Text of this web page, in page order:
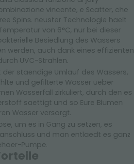
Sortieren nach:
gartencenter >
kuehlung fior d'acqua
vincente, e Scatter, che
Spins. neuster Technologie haelt
von 6°C, nur bei dieser
Besiedlung des Wassers
werden, auch dank eines effizienten
UVC-Strahlen.
der staendige Umlauf des Wassers,
und gefilterte Wasser ueber
Wasserfall zirkuliert, durch den es
saettigt und so Eure Blumen
Wasser versorgt.
um es in Gang zu setzen, es
und man entlaedt es ganz
Pumpe.